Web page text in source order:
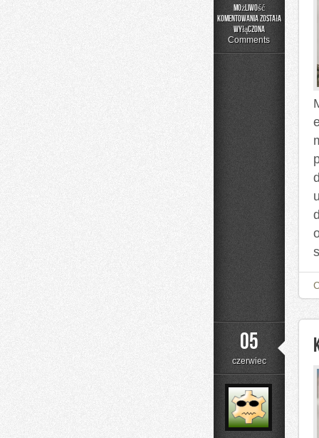
Możliwość
komentowania
Fotografia
została
wyłączona
Comments
05
czerwiec